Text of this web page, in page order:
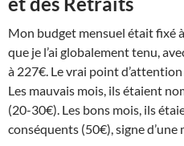
Mon budget mensuel était fixé
que je l’ai globalement tenu,
à 227€. Le vrai point
Les mauvais mois, ils étaient
(20-30€). Les bons mois, ils
conséquents (50€), signe d’une